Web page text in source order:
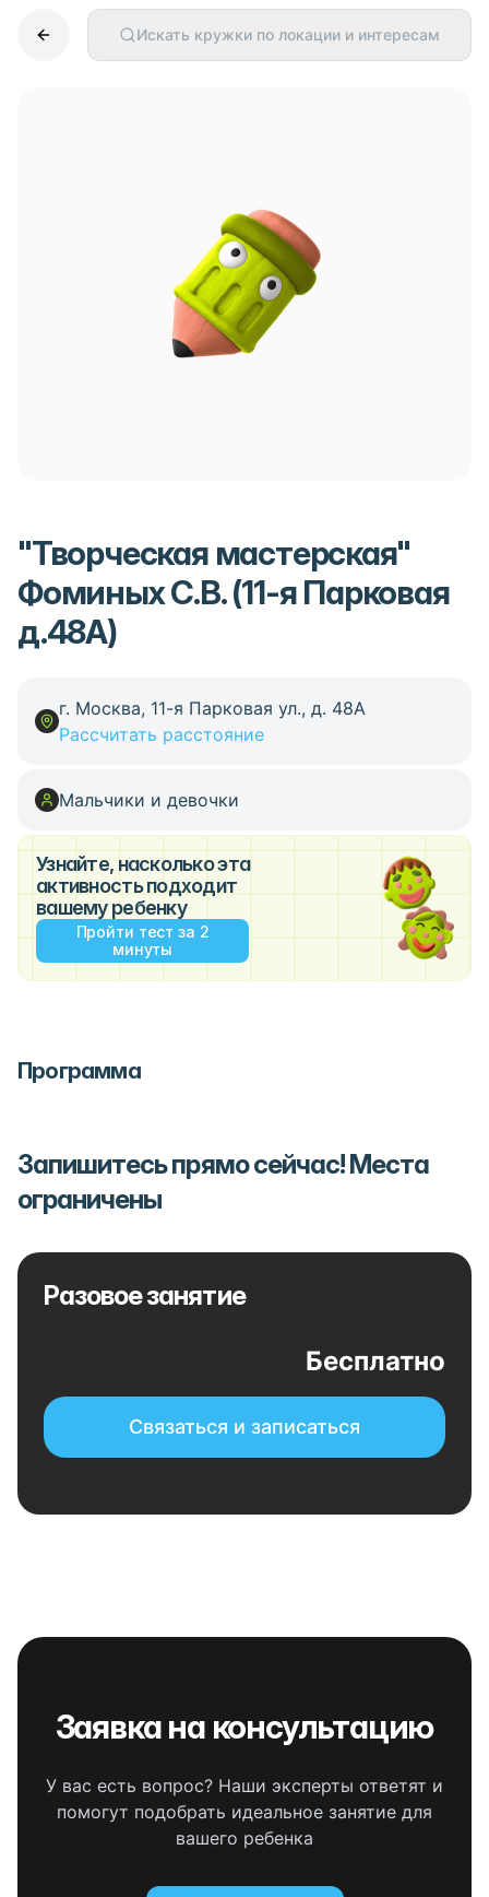
Искать кружки по локации и интересам
"Творческая мастерская"
Фоминых С.В. (11-я Парковая
д.48А)
г. Москва, 11-я Парковая ул., д. 48А
Рассчитать расстояние
Мальчики и девочки
Узнайте, насколько эта
активность подходит
вашему ребенку
Пройти тест за 2
минуты
Программа
Запишитесь прямо сейчас! Места
ограничены
Разовое занятие
Бесплатно
Связаться и записаться
Заявка на консультацию
У вас есть вопрос? Наши эксперты ответят и
помогут подобрать идеальное занятие для
вашего ребенка